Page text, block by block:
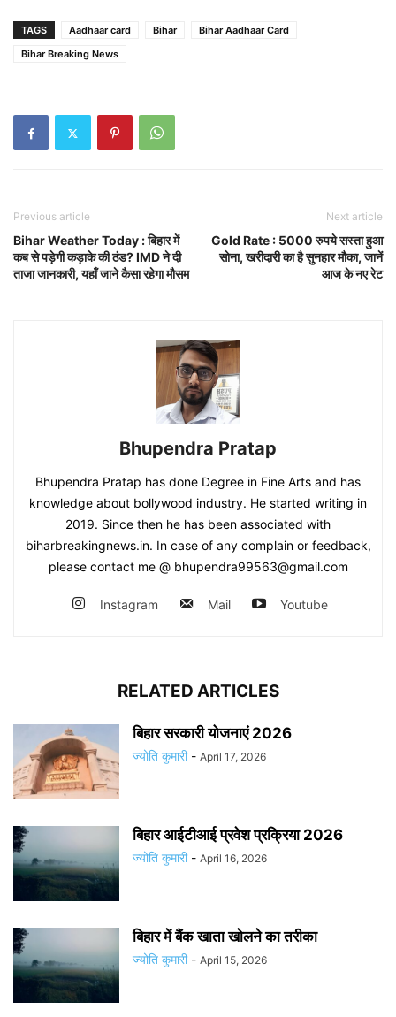
TAGS Aadhaar card Bihar
Bihar Aadhaar Card
Bihar Breaking News
Previous article
Bihar Weather Today : बिहार में
कब से पड़ेगी कड़ाके की ठंड? IMD ने दी
ताजा जानकारी, यहाँ जाने कैसा रहेगा मौसम
Next article
Gold Rate : 5000 रुपये सस्ता हुआ
साेना, खरीदारी का है सुनहार मौका, जानें
आज के नए रेट
Bhupendra Pratap
Bhupendra Pratap has done Degree in Fine Arts and has
knowledge about bollywood industry. He started writing in
2019. Since then he has been associated with
biharbreakingnews.in. In case of any complain or feedback,
please contact me @ bhupendra99563@gmail.com
Instagram Mail Youtube
RELATED ARTICLES
बिहार सरकारी योजनाएं 2026
ज्योति कुमारी - April 17, 2026
बिहार आईटीआई प्रवेश प्रक्रिया 2026
ज्योति कुमारी - April 16, 2026
बिहार में बैंक खाता खोलने का तरीका
ज्योति कुमारी - April 15, 2026